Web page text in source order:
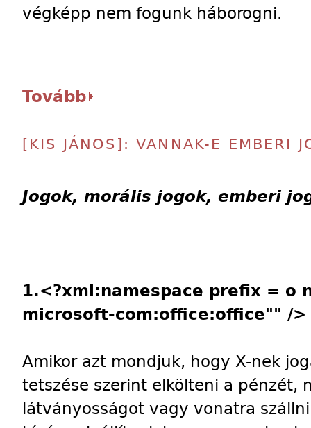
végképp nem fogunk háborogni.
Tovább
[KIS JÁNOS]: VANNAK-E EMBERI
Jogok, morális jogok, emberi
1.<?xml:namespace prefix = o
microsoft-com:office:office"" />
Amikor azt mondjuk, hogy X-nek
tetszése szerint elkölteni a pénzét,
látványosságot vagy vonatra